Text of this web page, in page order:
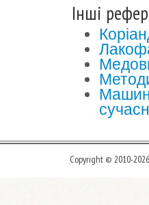
Інші
Copyright © 2010-